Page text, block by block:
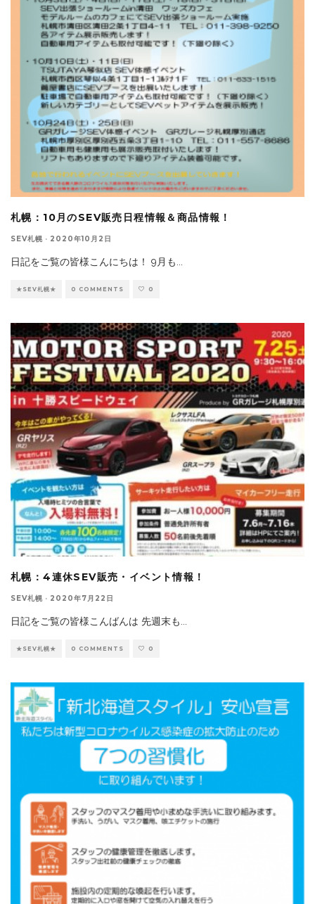
札幌：10月のSEV販売日程情報＆商品情報！
SEV札幌 · 2020年10月2日
日記をご覧の皆様こんにちは！ 9月も...
★SEV札幌★ 0 COMMENTS 0
札幌：4連休SEV販売・イベント情報！
SEV札幌 · 2020年7月22日
日記をご覧の皆様こんばんは 先週末も
★SEV札幌★ 0 COMMENTS 0